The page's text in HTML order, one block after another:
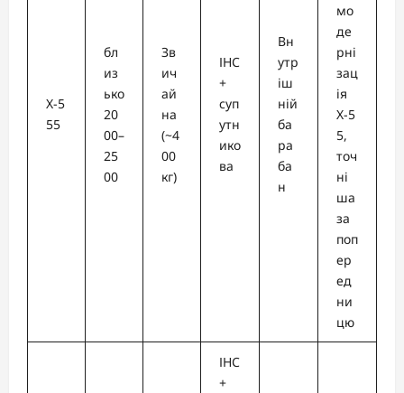
Х-5
55
бл
из
ько
20
00–
25
00
Зв
ич
ай
на
(~4
00
кг)
ІНС
+
суп
утн
ико
ва
Вн
утр
іш
ній
ба
ра
ба
н
мо
де
рні
зац
ія
Х-5
5,
точ
ні
ша
за
поп
ер
ед
ни
цю
ІНС
+